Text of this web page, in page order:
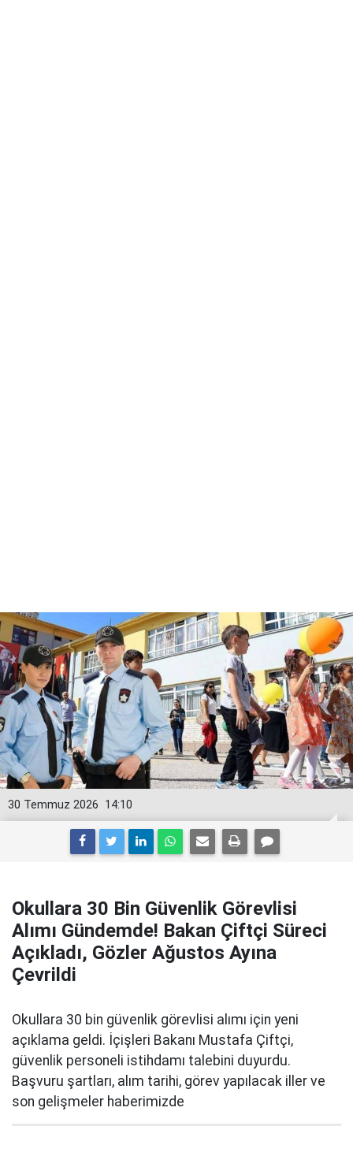
14:10
30 Temmuz 2026
Okullara 30 Bin Güvenlik Görevlisi
Alımı Gündemde! Bakan Çiftçi Süreci
Açıkladı, Gözler Ağustos Ayına
Çevrildi
Okullara 30 bin güvenlik görevlisi alımı için yeni
açıklama geldi. İçişleri Bakanı Mustafa Çiftçi,
güvenlik personeli istihdamı talebini duyurdu.
Başvuru şartları, alım tarihi, görev yapılacak iller ve
son gelişmeler haberimizde